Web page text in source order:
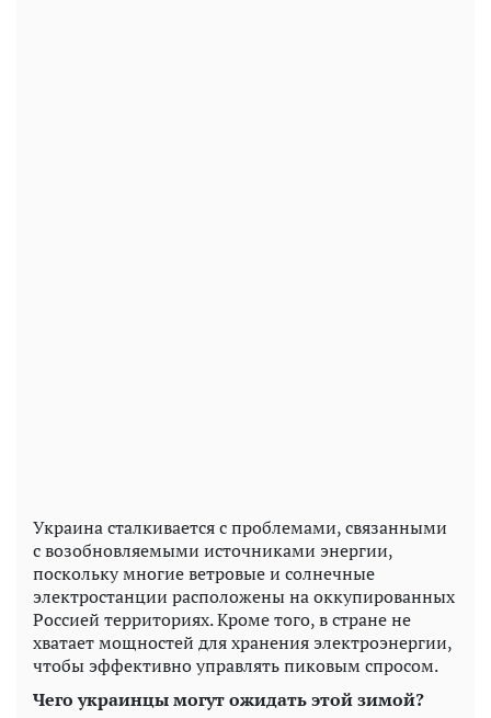
Украина сталкивается с проблемами, связанными
с возобновляемыми источниками энергии,
поскольку многие ветровые и солнечные
электростанции расположены на оккупированных
Россией территориях. Кроме того, в стране не
хватает мощностей для хранения электроэнергии,
чтобы эффективно управлять пиковым спросом.
Чего украинцы могут ожидать этой зимой?